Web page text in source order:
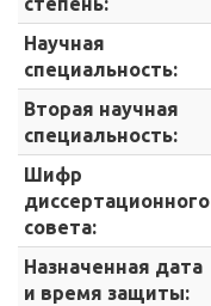
Научная
специальность:
Вторая научная
специальность:
Шифр
диссертационного
совета:
Назначенная дата
и время защиты: